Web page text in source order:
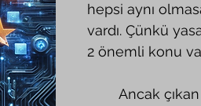
hepsi aynı
vardı. Çünkü
2 önemli konu